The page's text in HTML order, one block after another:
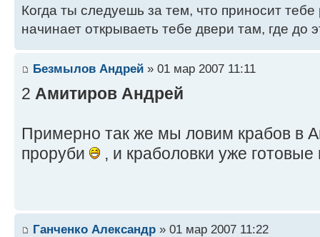
Когда ты следуешь за тем, что приносит
начинает открываеть тебе двери там, где до
Безмылов Андрей » 01 мар 2007 11:11
2 Амитиров Андрей
Примерно так же мы ловим крабов в
проруби
, и краболовки уже
Ганченко Александр » 01 мар 2007 11:22